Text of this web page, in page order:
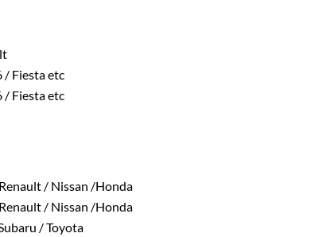
/ Fiesta etc
/ Fiesta etc
/ Nissan /Honda
/ Nissan /Honda
/ Toyota